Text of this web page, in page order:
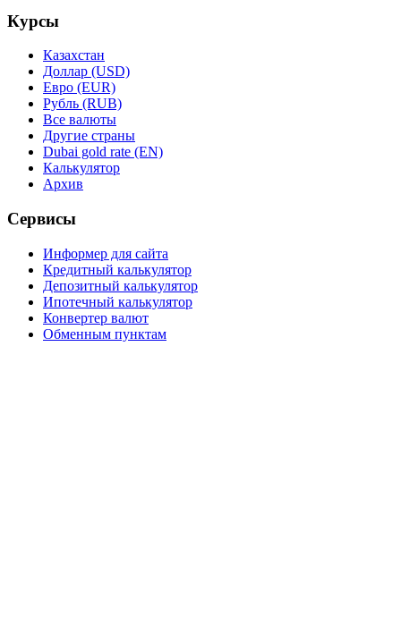
Курсы
Казахстан
Доллар (USD)
Евро (EUR)
Рубль (RUB)
Все валюты
Другие страны
Dubai gold rate (EN)
Калькулятор
Архив
Сервисы
Информер для сайта
Кредитный калькулятор
Депозитный калькулятор
Ипотечный калькулятор
Конвертер валют
Обменным пунктам